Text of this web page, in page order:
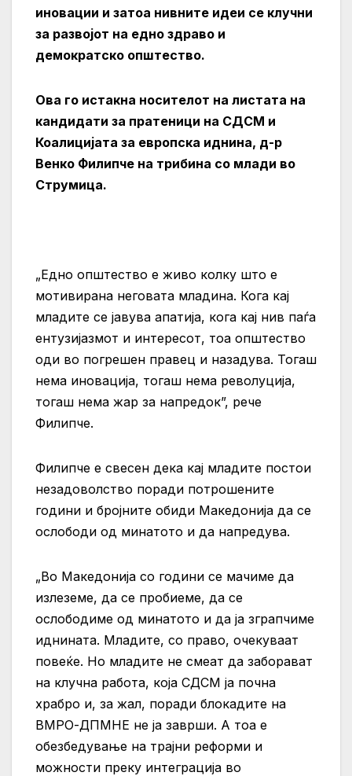
иновации и затоа нивните идеи се клучни
за развојот на едно здраво и
демократско општество.
Ова го истакна носителот на листата на
кандидати за пратеници на СДСМ и
Коалицијата за европска иднина, д-р
Венко Филипче на трибина со млади во
Струмица.
„Едно општество е живо колку што е
мотивирана неговата младина. Кога кај
младите се јавува апатија, кога кај нив паѓа
ентузијазмот и интересот, тоа општество
оди во погрешен правец и назадува. Тогаш
нема иновација, тогаш нема револуција,
тогаш нема жар за напредок”, рече
Филипче.
Филипче е свесен дека кај младите постои
незадоволство поради потрошените
години и бројните обиди Македонија да се
ослободи од минатото и да напредува.
„Во Македонија со години се мачиме да
излеземе, да се пробиеме, да се
ослободиме од минатото и да ја зграпчиме
иднината. Младите, со право, очекуваат
повеќе. Но младите не смеат да заборават
на клучна работа, која СДСМ ја почна
храбро и, за жал, поради блокадите на
ВМРО-ДПМНЕ не ја заврши. А тоа е
обезбедување на трајни реформи и
можности преку интеграција во